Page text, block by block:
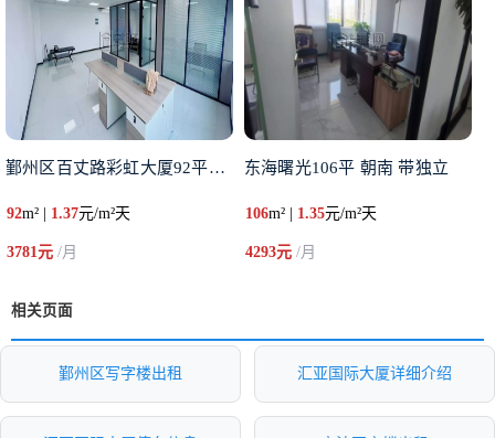
鄞州区百丈路彩虹大厦92平办公
92m² | 1.37元/m²天
3781元 /月
东海曙光106平 朝南 带独立
106m² | 1.35元/m²天
4293元/月
相关页面
鄞州区写字楼出租 汇亚国际大厦详细介绍